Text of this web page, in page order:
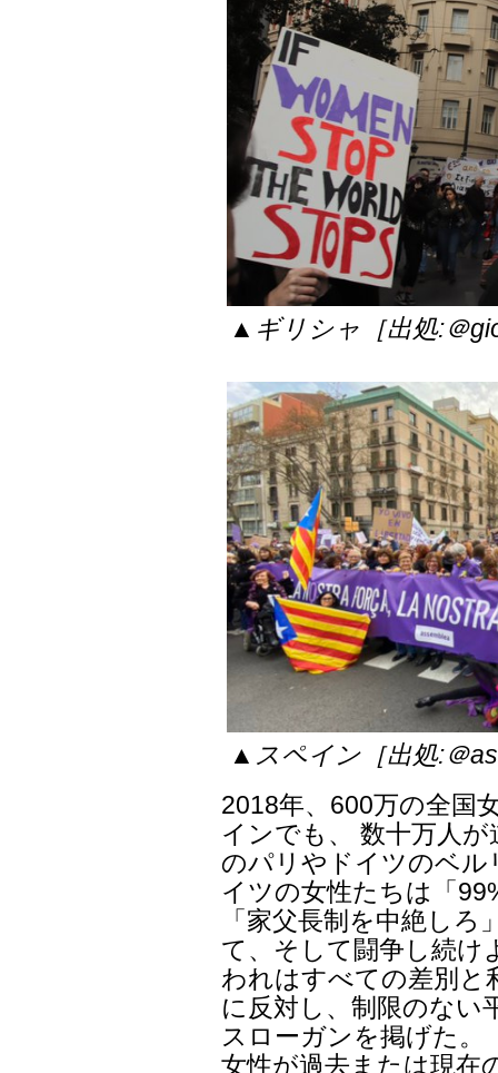
▲ギリシャ［出処:＠
▲スペイン［出処:＠
2018年、600万の全国
インでも、 数十万人
のパリやドイツのベル
イツの女性たちは「
「家父長制を中絶し
て、そして闘争し続け
われはすべての差別と
に反対し、制限のない
スローガンを掲げた。
女性が過去または現在